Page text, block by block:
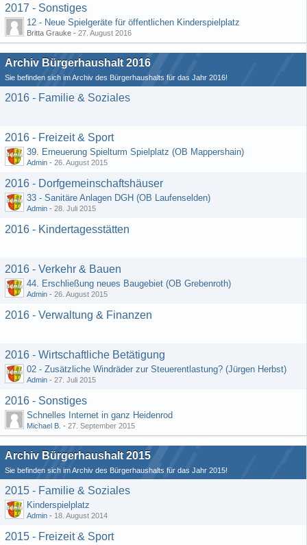
2017 - Sonstiges
12 - Neue Spielgeräte für öffentlichen Kinderspielplatz
Britta Grauke - 27. August 2016
Archiv Bürgerhaushalt 2016
Sie befinden sich im Archiv des Bürgerhaushalts für das Jahr 2016!
2016 - Familie & Soziales
2016 - Freizeit & Sport
39. Erneuerung Spielturm Spielplatz (OB Mappershain)
Admin - 26. August 2015
2016 - Dorfgemeinschaftshäuser
33 - Sanitäre Anlagen DGH (OB Laufenselden)
Admin - 28. Juli 2015
2016 - Kindertagesstätten
2016 - Verkehr & Bauen
44. Erschließung neues Baugebiet (OB Grebenroth)
Admin - 26. August 2015
2016 - Verwaltung & Finanzen
2016 - Wirtschaftliche Betätigung
02 - Zusätzliche Windräder zur Steuerentlastung? (Jürgen Herbst)
Admin - 27. Juli 2015
2016 - Sonstiges
Schnelles Internet in ganz Heidenrod
Michael B. - 27. September 2015
Archiv Bürgerhaushalt 2015
Sie befinden sich im Archiv des Bürgerhaushalts für das Jahr 2015!
2015 - Familie & Soziales
Kinderspielplatz
Admin - 18. August 2014
2015 - Freizeit & Sport